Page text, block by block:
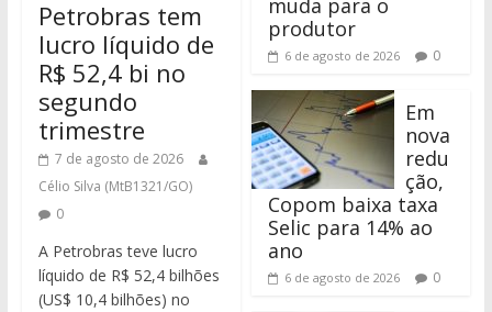
Petrobras tem
lucro líquido de
R$ 52,4 bi no
segundo
trimestre
7 de agosto de 2026
Célio Silva (MtB1321/GO)
0
A Petrobras teve lucro
líquido de R$ 52,4 bilhões
(US$ 10,4 bilhões) no
produtor
6 de agosto de 2026 0
Em
nova
redu
ção,
Copom baixa taxa
Selic para 14% ao
ano
6 de agosto de 2026 0